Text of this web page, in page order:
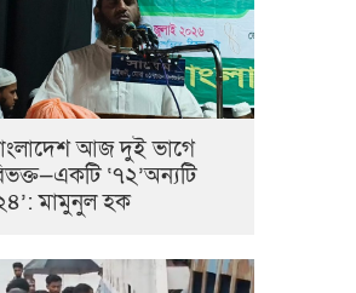
আজ দুই ভাগে
‘৭২’অন্যটি
মামুনুল হক